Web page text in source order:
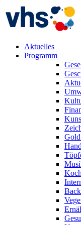
Aktuelles
Programm